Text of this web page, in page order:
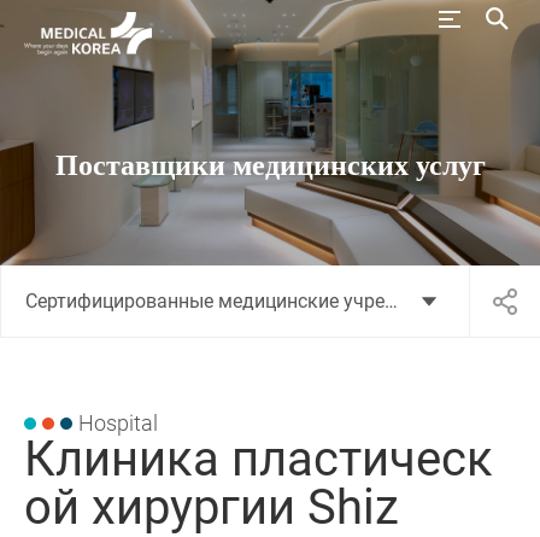
Поставщики медицинских услуг
Сертифицированные медицинские учреждения
Hospital
Клиника пластическ
ой хирургии Shiz